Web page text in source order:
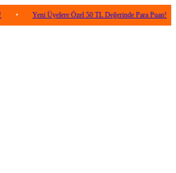
Yeni Üyelere Özel 50 TL Değerinde Para Puan! •